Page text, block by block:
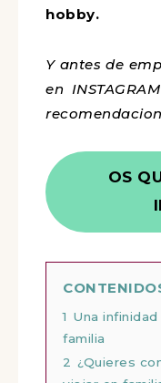
hobby.
Y antes de
en
OS
1 Una
familia
2 ¿Quieres